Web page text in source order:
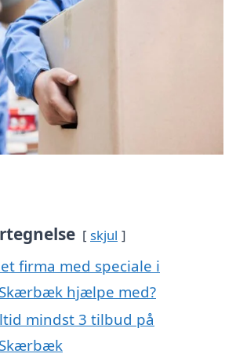
skjul
firma med speciale i
hjælpe med?
mindst 3 tilbud på